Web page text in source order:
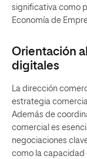
significativa como
Economía de
Orientación
digitales
La dirección
estrategia
Además de
comercial es
negociaciones
como la capacidad